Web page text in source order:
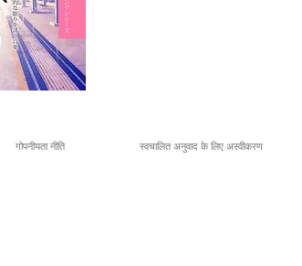
गोपनीयता नीति स्वचालित अनुवाद के लिए अस्वीकरण